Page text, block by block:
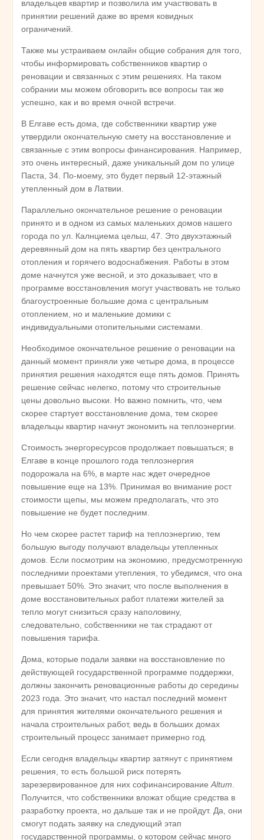
владельцев квартир и позволила им участвовать в
принятии решений даже во время ковидных
ограничений.
Также мы устраиваем онлайн общие собрания для того,
чтобы информировать собственников квартир о
реновации и связанных с этим решениях. На таком
собрании мы можем обговорить все вопросы так же
успешно, как и во время очной встречи.
В Елгаве есть дома, где собственники квартир уже
утвердили окончательную смету на восстановление и
связанные с этим вопросы финансирования. Например,
это очень интересный, даже уникальный дом по улице
Паста, 34. По-моему, это будет первый 12-этажный
утепленный дом в Латвии.
Параллельно окончательное решение о реновации
принято и в одном из самых маленьких домов нашего
города по ул. Калнциема цельш, 47. Это двухэтажный
деревянный дом на пять квартир без центрального
отопления и горячего водоснабжения. Работы в этом
доме начнутся уже весной, и это доказывает, что в
программе восстановления могут участвовать не только
благоустроенные большие дома с центральным
отоплением, но и маленькие домики с
индивидуальными отопительными системами.
Необходимое окончательное решение о реновации на
данный момент приняли уже четыре дома, в процессе
принятия решения находятся еще пять домов. Принять
решение сейчас нелегко, потому что строительные
цены довольно высоки. Но важно помнить, что, чем
скорее стартует восстановление дома, тем скорее
владельцы квартир начнут экономить на теплоэнергии.
Стоимость энергоресурсов продолжает повышаться; в
Елгаве в конце прошлого года теплоэнергия
подорожала на 6%, в марте нас ждет очередное
повышение еще на 13%. Принимая во внимание рост
стоимости щепы, мы можем предполагать, что это
повышение не будет последним.
Но чем скорее растет тариф на теплоэнергию, тем
большую выгоду получают владельцы утепленных
домов. Если посмотрим на экономию, предусмотренную
последними проектами утепления, то убедимся, что она
превышает 50%. Это значит, что после выполнения в
доме восстановительных работ платежи жителей за
тепло могут снизиться сразу наполовину,
следовательно, собственники не так страдают от
повышения тарифа.
Дома, которые подали заявки на восстановление по
действующей государственной программе поддержки,
должны закончить реновационные работы до середины
2023 года. Это значит, что настал последний момент
для принятия жителями окончательного решения и
начала строительных работ, ведь в больших домах
строительный процесс занимает примерно год.
Если сегодня владельцы квартир затянут с принятием
решения, то есть большой риск потерять
зарезервированное для них софинансированиеAltum.
Получится, что собственники вложат общие средства в
разработку проекта, но дальше так и не пройдут. Да, они
смогут подать заявку на следующий этап
государственной программы, о котором сейчас много